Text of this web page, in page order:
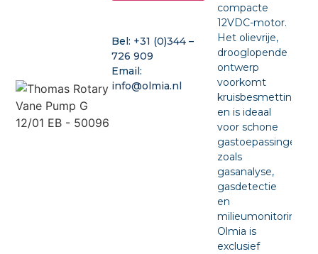
Bel: +31 (0)344 –
726 909
Email:
info@olmia.nl
compacte
12VDC-motor.
Het olievrije,
drooglopende
ontwerp
voorkomt
kruisbesmetting
en is ideaal
voor schone
gastoepassingen
zoals
gasanalyse,
gasdetectie
en
milieumonitoring.
Olmia is
exclusief